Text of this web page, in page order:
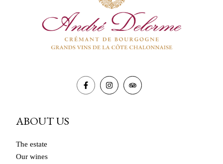
ABOUT US
The estate
Our wines